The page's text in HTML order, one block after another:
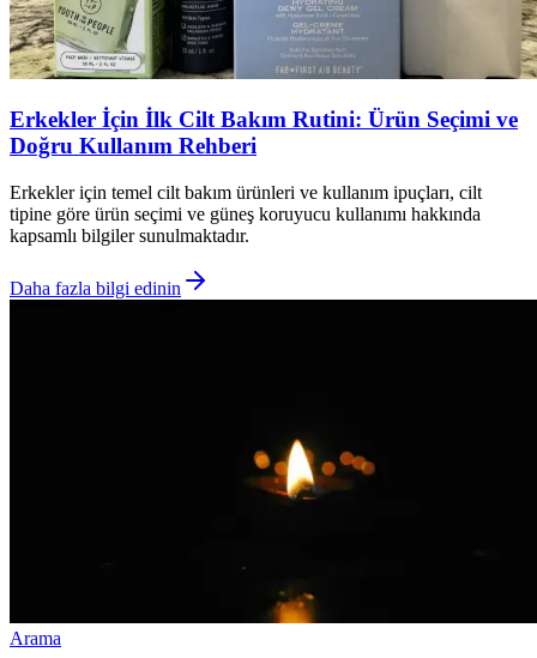
Erkekler İçin İlk Cilt Bakım Rutini: Ürün Seçimi ve
Doğru Kullanım Rehberi
Erkekler için temel cilt bakım ürünleri ve kullanım ipuçları, cilt
tipine göre ürün seçimi ve güneş koruyucu kullanımı hakkında
kapsamlı bilgiler sunulmaktadır.
Daha fazla bilgi edinin
Arama